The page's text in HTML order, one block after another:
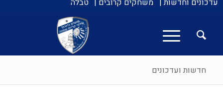
עדכונים וחדשות | משחקים קרובים | טבלה
חדשות ועדכונים